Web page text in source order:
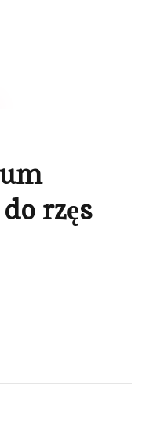
rzęs